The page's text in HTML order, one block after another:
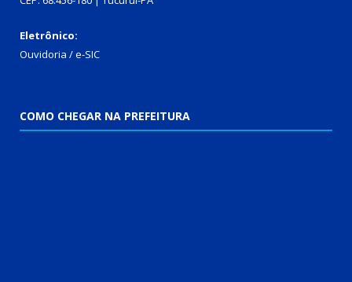
Eletrônico:
Ouvidoria /e-SIC
COMO CHEGAR NA PREFEITURA